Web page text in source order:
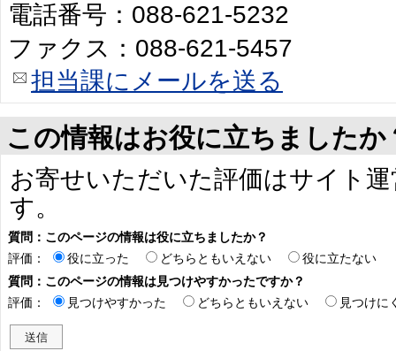
電話番号：088-621-5232
ファクス：088-621-5457
担当課にメールを送る
この情報はお役に立ちましたか
お寄せいただいた評価はサイト
す。
質問：このページの情報は役に立ちましたか？
評価：
役に立った どちらともいえない
役に立たない
質問：このページの情報は見つけやすかったですか？
評価：
見つけやすかった どちらともいえない 見つけに